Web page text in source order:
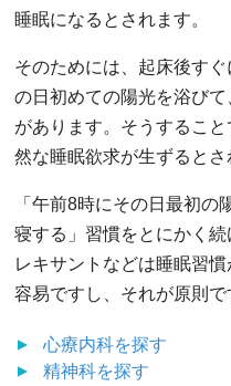
睡眠になるとされます。
そのためには、起床後す
の日初めての陽光を浴び
があります。そうするこ
然な睡眠欲求が生ずるとさ
「午前8時にその日最初
寝する」習慣をとにかく
レキサントなどは睡眠習
容易ですし、それが原則で
心療内科を探す
精神科を探す